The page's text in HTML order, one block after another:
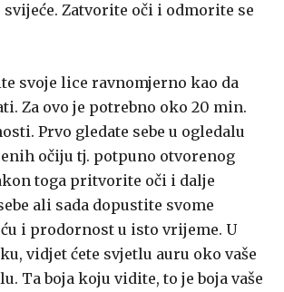
Zatvorite oči i odmorite se
svoje lice ravnomjerno kao da
Za ovo je potrebno oko 20 min.
Prvo gledate sebe u ogledalu
očiju tj. potpuno otvorenog
toga pritvorite oči i dalje
ali sada dopustite svome
i prodornost u isto vrijeme. U
vidjet ćete svjetlu auru oko vaše
Ta boja koju vidite, to je boja vaše